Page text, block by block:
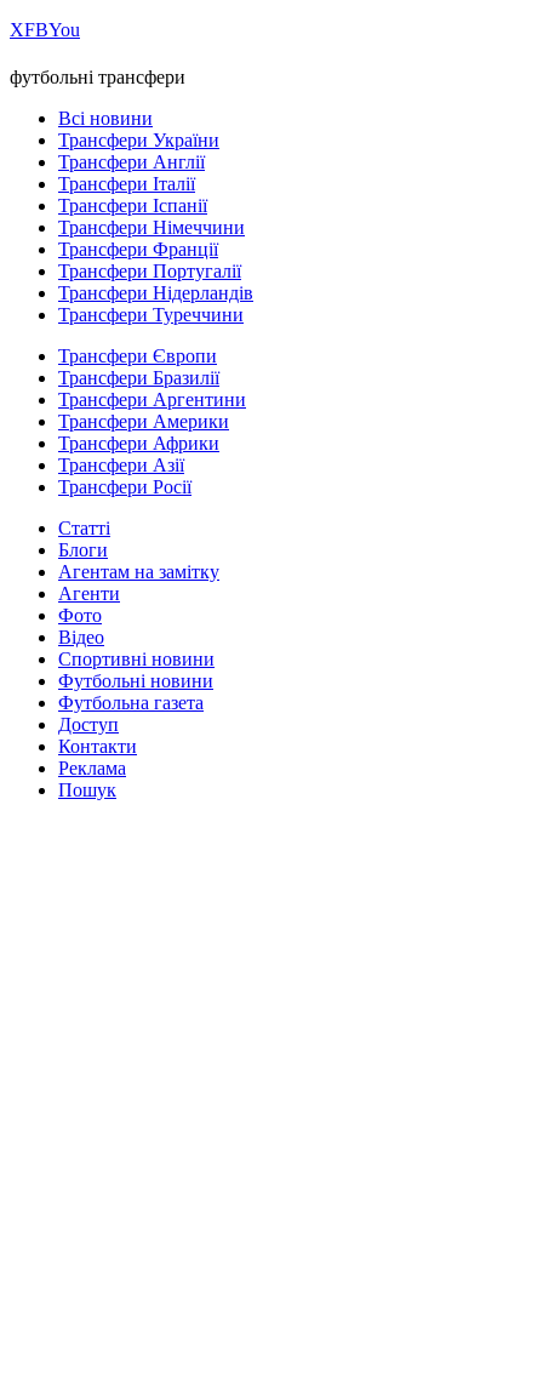
ХFBYou
футбольні трансфери
Всі новини
Трансфери України
Трансфери Англії
Трансфери Італії
Трансфери Іспанії
Трансфери Німеччини
Трансфери Франції
Трансфери Португалії
Трансфери Нідерландів
Трансфери Туреччини
Трансфери Європи
Трансфери Бразилії
Трансфери Аргентини
Трансфери Америки
Трансфери Африки
Трансфери Азії
Трансфери Росії
Статті
Блоги
Агентам на замітку
Агенти
Фото
Відео
Спортивні новини
Футбольні новини
Футбольна газета
Доступ
Контакти
Реклама
Пошук